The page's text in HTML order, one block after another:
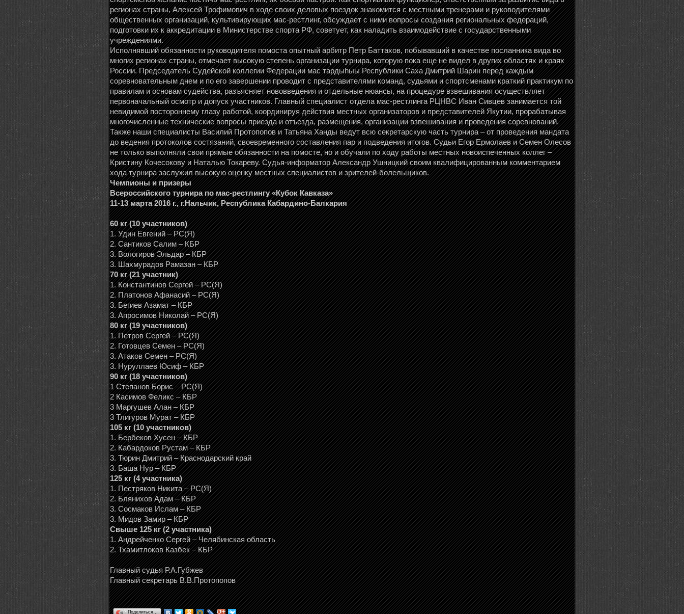
регионах страны, Алексей Трофимович в ходе своих деловых поездок знакомится с местными тренерами и руководителями
общественных организаций, культивирующих мас-рестлинг, обсуждает с ними вопросы создания региональных федераций,
подготовки их к аккредитации в Министерстве спорта РФ, советует, как наладить взаимодействие с государственными
учреждениями.
Исполнявший обязанности руководителя помоста опытный арбитр Петр Баттахов, побывавший в качестве посланника вида во
многих регионах страны, отмечает высокую степень организации турнира, которую пока еще не видел в других областях и краях
России. Председатель Судейской коллегии Федерации мас тардыһыы Республики Саха Дмитрий Шарин перед каждым
соревновательным днем и по его завершении проводит с представителями команд, судьями и спортсменами краткий практикум по
правилам и основам судейства, разъясняет нововведения и отдельные нюансы, на процедуре взвешивания осуществляет
первоначальный осмотр и допуск участников. Главный специалист отдела мас-рестлинга РЦНВС Иван Сивцев занимается той
невидимой постороннему глазу работой, координируя действия местных организаторов и представителей Якутии, прорабатывая
многочисленные технические вопросы приезда и отъезда, размещения, организации взвешивания и проведения соревнований.
Также наши специалисты Василий Протопопов и Татьяна Ханды ведут всю секретарскую часть турнира – от проведения мандата
до ведения протоколов состязаний, своевременного составления пар и подведения итогов. Судьи Егор Ермолаев и Семен Олесов
не только выполняли свои прямые обязанности на помосте, но и обучали по ходу работы местных новоиспеченных коллег –
Кристину Кочесокову и Наталью Токареву. Судья-информатор Александр Ушницкий своим квалифицированным комментарием
хода турнира заслужил высокую оценку местных специалистов и зрителей-болельщиков.
Чемпионы и призеры
Всероссийского турнира по мас-рестлингу «Кубок Кавказа»
11-13 марта 2016 г., г.Нальчик, Республика Кабардино-Балкария
60 кг (10 участников)
1. Удин Евгений – РС(Я)
2. Сантиков Салим – КБР
3. Вологиров Эльдар – КБР
3. Шахмурадов Рамазан – КБР
70 кг (21 участник)
1. Константинов Сергей – РС(Я)
2. Платонов Афанасий – РС(Я)
3. Бегиев Азамат – КБР
3. Апросимов Николай – РС(Я)
80 кг (19 участников)
1. Петров Сергей – РС(Я)
2. Готовцев Семен – РС(Я)
3. Атаков Семен – РС(Я)
3. Нуруллаев Юсиф – КБР
90 кг (18 участников)
1 Степанов Борис – РС(Я)
2 Касимов Феликс – КБР
3 Маргушев Алан – КБР
3 Тлигуров Мурат – КБР
105 кг (10 участников)
1. Бербеков Хусен – КБР
2. Кабардоков Рустам – КБР
3. Тюрин Дмитрий – Краснодарский край
3. Баша Нур – КБР
125 кг (4 участника)
1. Пестряков Никита – РС(Я)
2. Блянихов Адам – КБР
3. Сосмаков Ислам – КБР
3. Мидов Замир – КБР
Свыше 125 кг (2 участника)
1. Андрейченко Сергей – Челябинская область
2. Тхамитлоков Казбек – КБР
Главный судья Р.А.Губжев
Главный секретарь В.В.Протопопов
Поделиться…